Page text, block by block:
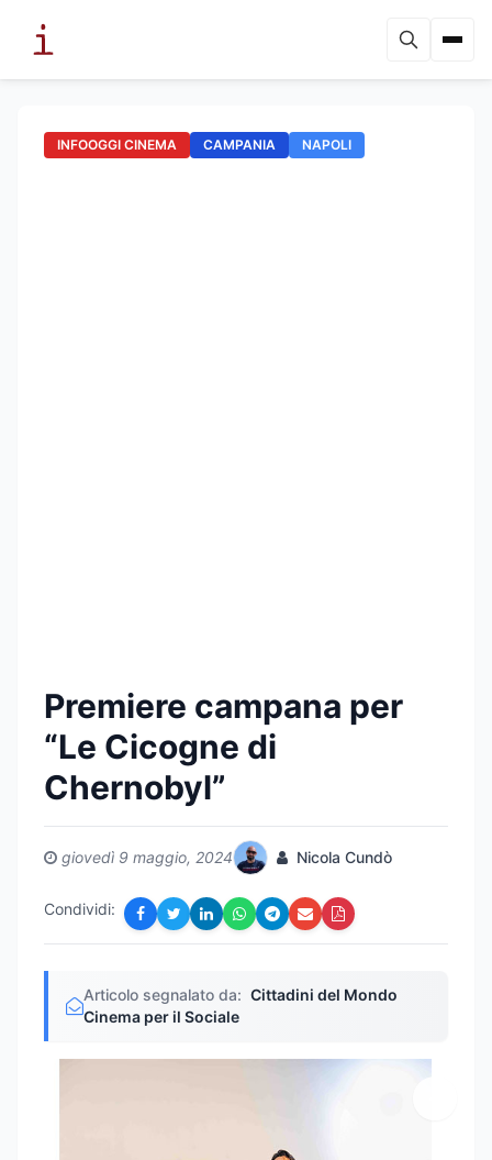
INFOOGGI CINEMA CAMPANIA NAPOLI
Premiere campana per
“Le Cicogne di
Chernobyl”
giovedì 9 maggio, 2024 Nicola Cundò
Condividi:
Articolo segnalato da: Cittadini del Mondo
Cinema per il Sociale